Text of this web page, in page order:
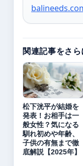
関連記事をさ
松下洸平が結婚を
発表！お相手は一
般女性？気になる
馴れ初めや年齢、
子供の有無まで徹
底解説【2025年】